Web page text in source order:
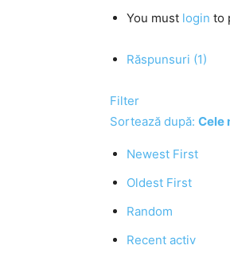
You must login to
Răspunsuri (1)
Filter
Sortează după: Cele
Newest First
Oldest First
Random
Recent activ